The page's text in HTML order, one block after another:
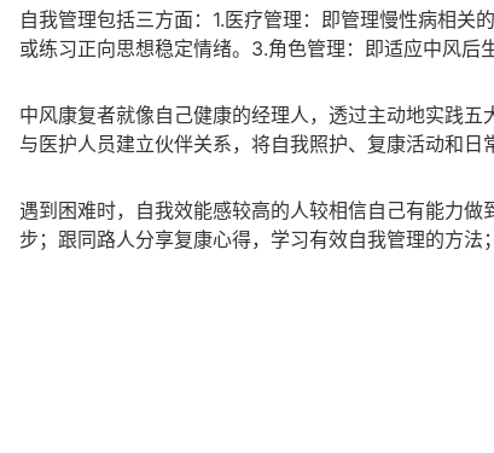
自我管理包括三方面：1.医疗管理：即管理慢性病相
或练习正向思想稳定情绪。3.角色管理：即适应中风后
中风康复者就像自己健康的经理人，透过主动地实践
与医护人员建立伙伴关系，将自我照护、复康活动和日
遇到困难时，自我效能感较高的人较相信自己有能力
步；跟同路人分享复康心得，学习有效自我管理的方法